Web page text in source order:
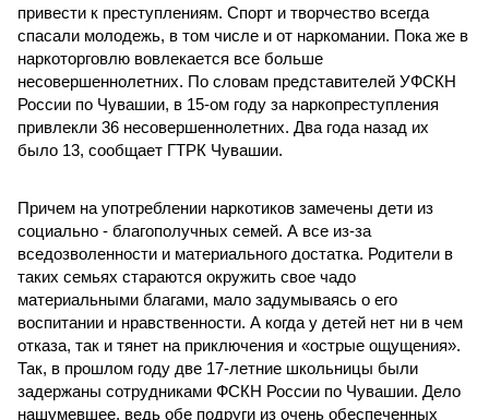
привести к преступлениям. Спорт и творчество всегда
спасали молодежь, в том числе и от наркомании. Пока же в
наркоторговлю вовлекается все больше
несовершеннолетних. По словам представителей УФСКН
России по Чувашии, в 15-ом году за наркопреступления
привлекли 36 несовершеннолетних. Два года назад их
было 13, сообщает ГТРК Чувашии.
Причем на употреблении наркотиков замечены дети из
социально - благополучных семей. А все из-за
вседозволенности и материального достатка. Родители в
таких семьях стараются окружить свое чадо
материальными благами, мало задумываясь о его
воспитании и нравственности. А когда у детей нет ни в чем
отказа, так и тянет на приключения и «острые ощущения».
Так, в прошлом году две 17-летние школьницы были
задержаны сотрудниками ФСКН России по Чувашии. Дело
нашумевшее, ведь обе подруги из очень обеспеченных